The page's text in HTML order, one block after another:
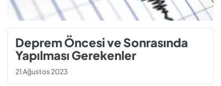
Deprem Öncesi ve Sonrasında
Yapılması Gerekenler
21 Ağustos 2023